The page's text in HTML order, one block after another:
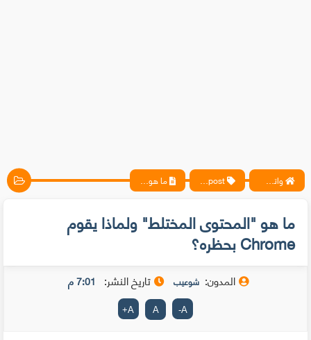
واتس آب ، فيسبوك ، أنترنت ، شروحات تقنية حصرية - المحترف blogpost ما هو "المحتوى المختلط" ولماذا يقوم Chrome بحظره؟
ما هو "المحتوى المختلط" ولماذا يقوم
Chrome بحظره؟
المدون: شوعيب تاريخ النشر: 7:01 م
A
-
A
A
+